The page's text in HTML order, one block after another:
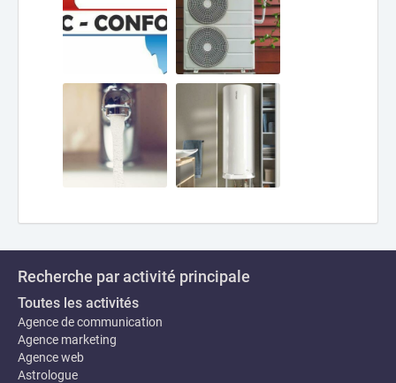
Recherche par activité principale
Toutes les activités
Agence de communication
Agence marketing
Agence web
Astrologue